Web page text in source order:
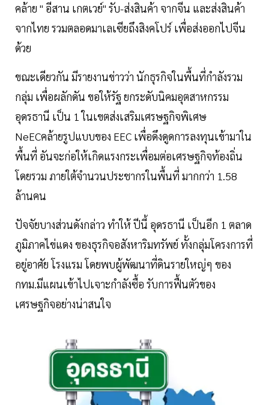
คล้าย " อีสาน เกตเวย์" รับ-ส่งสินค้า จากจีน และส่งสินค้า
จากไทย รวมตลอดมาเลเซียถึงสิงคโปร์ เพื่อส่งออกไปจีน
ด้วย
ขณะเดียวกัน มีรายงานข่าวว่า นักธุรกิจในพื้นที่กำลังรวม
กลุ่ม เพื่อผลักดัน ขอให้รัฐ ยกระดับนิคมอุตสาหกรรม
อุดรธานี เป็น 1 ในเขตส่งเสริมเศรษฐกิจพิเศษ
NeECคล้ายรูปแบบของ EEC เพื่อดึงดูดการลงทุนเข้ามาใน
พื้นที่ อันจะก่อให้เกิดแรงกระเพื่อมต่อเศรษฐกิจท้องถิ่น
โดยรวม ภายใต้จำนวนประชากรในพื้นที่ มากกว่า 1.58
ล้านคน
ปัจจัยบางส่วนดังกล่าว ทำให้ ปีนี้ อุดรธานี เป็นอีก 1 ตลาด
ภูมิภาคไข่แดง ของธุรกิจอสังหาริมทรัพย์ ทั้งกลุ่มโครงการที่
อยู่อาศัย โรงแรม โดยพบผู้พัฒนาที่ดินรายใหญ่ๆ ของ
กทม.มีแผนเข้าไปเจาะกำลังซื้อ รับการฟื้นตัวของ
เศรษฐกิจอย่างน่าสนใจ